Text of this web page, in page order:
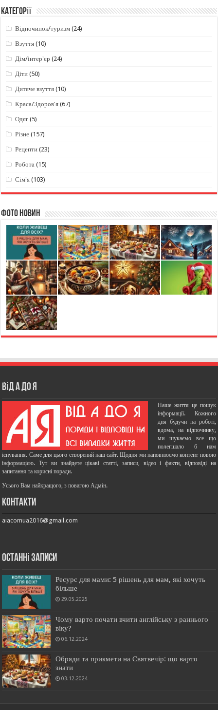
Категорії
Відпочинок/туризм (24)
Взуття (10)
Дім/інтер'єр (24)
Діти (50)
Дитяче взуття (10)
Краса/Здоров'я (67)
Одяг (5)
Різне (157)
Рецепти (23)
Робота (15)
Сім'я (103)
Фото новин
Від А до Я
Наше життя це пошук
інформації. Кожного
дня будучи на роботі,
вдома, на відпочинку,
ми шукаємо все що
полегшало б нам
існування. Саме для цього створений наш сайт. Щодня ми наповнюємо контент новою
інформацією. Тут ви знайдете цікаві статті, записи, відео і факти, відповіді на
запитання та корисні поради.
Усього Вам найкращого, з повагою Адмін.
Контакти
aiacomua2016@gmail.com
останні записи
Ресурс для мами: 5 рішень для мам, які хочуть
більше
29.05.2025
Чому варто почати вчити англійську з раннього
віку?
06.12.2024
Обряди та прикмети на Святвечір: що варто
знати
03.12.2024